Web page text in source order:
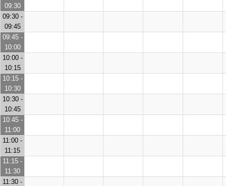
09:30
09:30 -
09:45
09:45 -
10:00
10:00 -
10:15
10:15 -
10:30
10:30 -
10:45
10:45 -
11:00
11:00 -
11:15
11:15 -
11:30
11:30 -